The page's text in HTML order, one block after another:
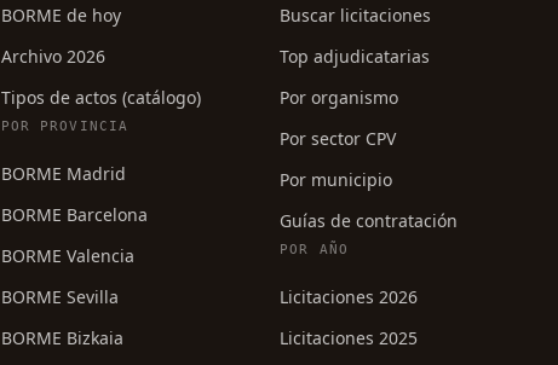
BORME de hoy
Archivo 2026
Tipos de actos (catálogo)
POR PROVINCIA
BORME Madrid
BORME Barcelona
BORME Valencia
BORME Sevilla
BORME Bizkaia
Buscar licitaciones
Top adjudicatarias
Por organismo
Por sector CPV
Por municipio
Guías de contratación
POR AÑO
Licitaciones 2026
Licitaciones 2025